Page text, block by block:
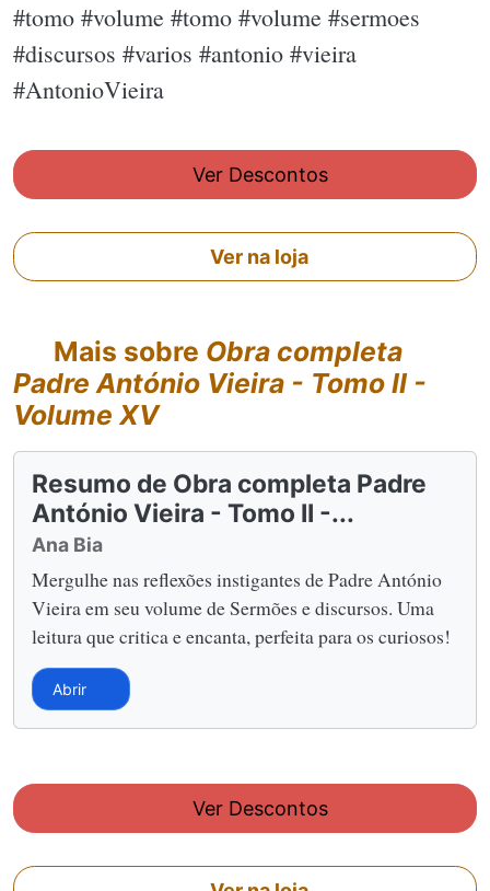
#tomo #volume #tomo #volume #sermoes
#discursos #varios #antonio #vieira
#AntonioVieira
Ver Descontos
Ver na loja
Mais sobre Obra completa
Padre António Vieira - Tomo II -
Volume XV
Resumo de Obra completa Padre
António Vieira - Tomo II -...
Ana Bia
Mergulhe nas reflexões instigantes de Padre António
Vieira em seu volume de Sermões e discursos. Uma
leitura que critica e encanta, perfeita para os curiosos!
Abrir
Ver Descontos